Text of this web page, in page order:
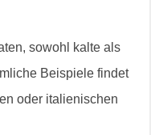
sowohl kalte als
Beispiele findet
oder italienischen